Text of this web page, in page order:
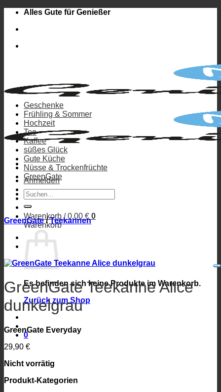
Zum
springen
Alles Gute für Genießer
Anmelden
Warenkorb /0,00 € 0
Warenkorb
Es befinden sich keine Produkte im Warenkorb.
Zurück zum Shop
0
Geschenke
Frühling & Sommer
Hochzeit
Tee
Kaffee
süßes Glück
Gute Küche
Nüsse & Trockenfrüchte
GreenGate
Suchen
nach:
GreenGate / Teekannen
GreenGate Teekanne Alice
dunkelgrau
GreenGate Everyday
29,90 €
Nicht vorrätig
Produkt-Kategorien